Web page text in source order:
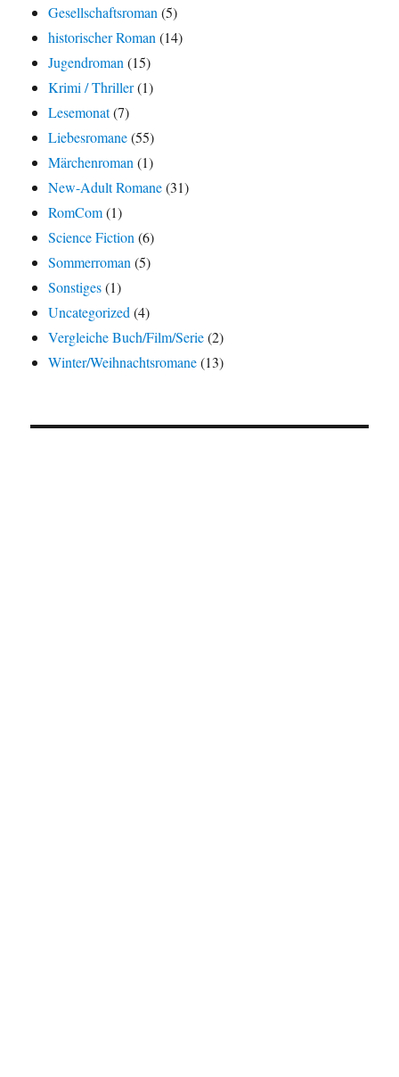
Gesellschaftsroman (5)
historischer Roman (14)
Jugendroman (15)
Krimi / Thriller(1)
Lesemonat(7)
Liebesromane(55)
Märchenroman (1)
New-Adult Romane(31)
RomCom(1)
Science Fiction (6)
Sommerroman (5)
Sonstiges(1)
Uncategorized (4)
Vergleiche Buch/Film/Serie(2)
Winter/Weihnachtsromane(13)